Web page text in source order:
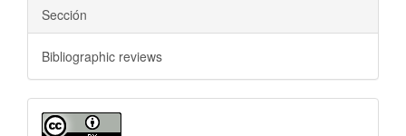
Sección
Bibliographic reviews